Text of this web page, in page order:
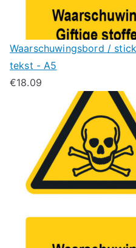
Waarschuwingsbord /
tekst - A5
€18.09